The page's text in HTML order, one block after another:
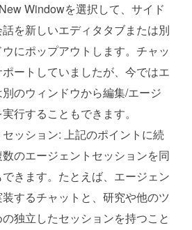
Windowを選択して、サイド
を新しいエディタタブまたは別
にポップアウトします。チャッ
ポートしていましたが、今ではエ
のウィンドウから編集/エージ
行することもできます。
ッション: 上記のポイントに続
のエージェントセッションを同
きます。たとえば、エージェン
装するチャットと、研究や他のツ
独立したセッションを持つこと